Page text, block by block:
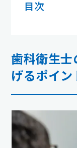
目次
歯科衛生士
げるポイン